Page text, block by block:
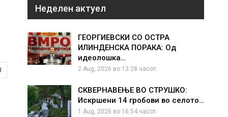
Неделен актуел
ГЕОРГИЕВСКИ СО ОСТРА
ИЛИНДЕНСКА ПОРАКА: Од
идеолошка…
2 Aug, 2026 во 13:28 часот.
СКВЕРНАВЕЊЕ ВО СТРУШКО:
Искршени 14 гробови во селото…
1 Aug, 2026 во 16:54 часот.